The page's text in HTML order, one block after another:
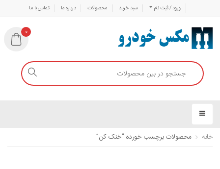
ورود / ثبت نام سبد خرید محصولات درباره ما تماس با ما
0
خانه محصولات برچسب خورده “خنک کن”